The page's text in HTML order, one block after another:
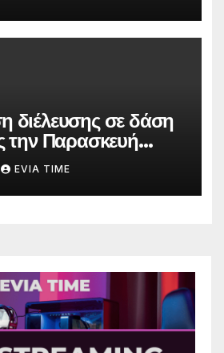
διέλευσης σε δάση
την Παρασκευή
κινδύνου
EVIA TIME